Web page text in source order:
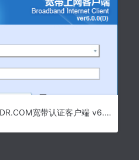
DR.COM下载 DR.COM宽带认证客户端 v6.0.0 多语言中文安装版